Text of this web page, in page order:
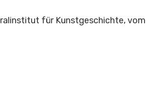
für Kunstgeschichte, vom